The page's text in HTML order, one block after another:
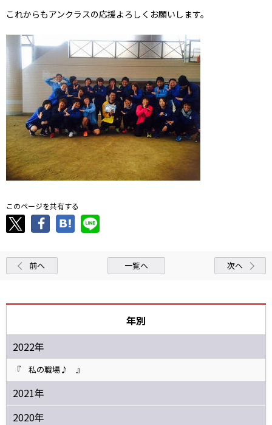
これからもアンクラスの応援よろしくお願いします。
このページを共有する
前へ 一覧へ 次へ
年別
2022年
『 私の職場♪ 』
2021年
2020年